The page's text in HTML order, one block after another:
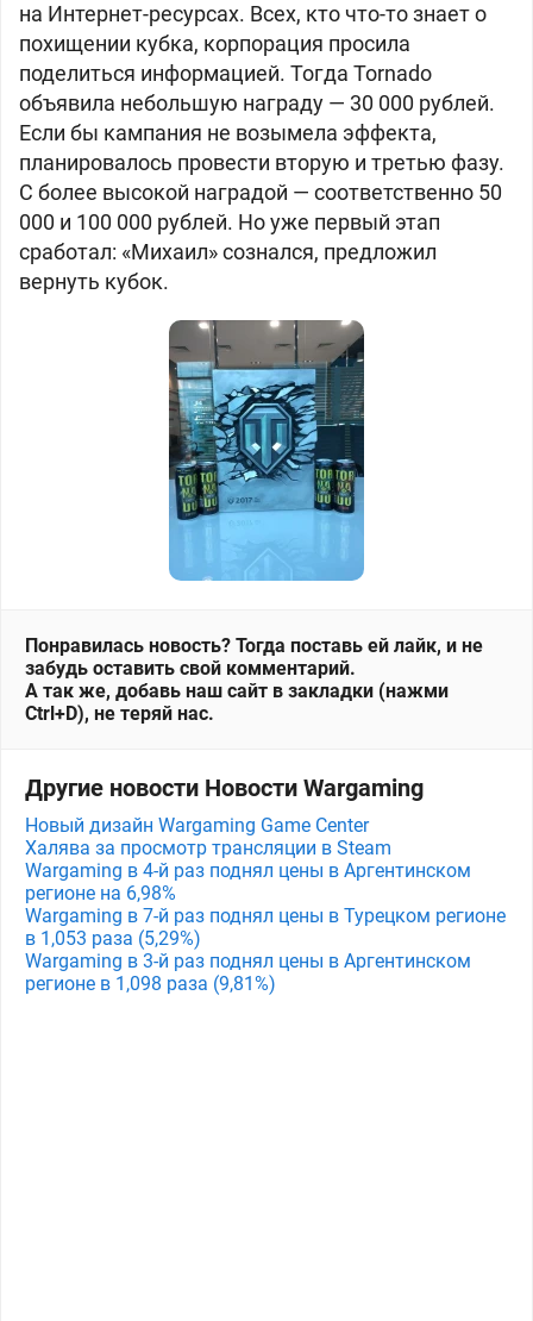
на Интернет-ресурсах. Всех, кто что-то знает о
похищении кубка, корпорация просила
поделиться информацией. Тогда Tornado
объявила небольшую награду — 30 000 рублей.
Если бы кампания не возымела эффекта,
планировалось провести вторую и третью фазу.
С более высокой наградой — соответственно 50
000 и 100 000 рублей. Но уже первый этап
сработал: «Михаил» сознался, предложил
вернуть кубок.
Понравилась новость? Тогда поставь ей лайк, и не
забудь оставить свой комментарий.
А так же, добавь наш сайт в закладки (нажми
Ctrl+D), не теряй нас.
Другие новости Новости Wargaming
Новый дизайн Wargaming Game Center
Халява за просмотр трансляции в Steam
Wargaming в 4-й раз поднял цены в Аргентинском
регионе на 6,98%
Wargaming в 7-й раз поднял цены в Турецком регионе
в 1,053 раза (5,29%)
Wargaming в 3-й раз поднял цены в Аргентинском
регионе в 1,098 раза (9,81%)